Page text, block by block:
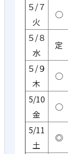
５/７
火
○
５/８
水
定
５/９
木
○
5/10
金
○
5/11
土
◎